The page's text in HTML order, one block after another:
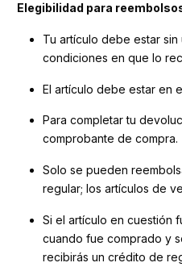
Elegibilidad para
Tu artículo debe estar sin
condiciones en que lo
El artículo debe estar en
Para completar tu
comprobante de compra.
Solo se pueden
regular; los artículos de
Si el artículo en cuestión
cuando fue comprado y
recibirás un crédito de